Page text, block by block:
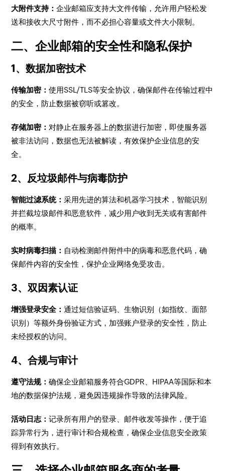
大附件支持：企业邮箱应支持大文件传输，允许用户轻松发
送和接收大尺寸附件，而不必担心容量或文件大小限制。
二、企业邮箱的安全性和隐私保护
1、数据加密技术
传输加密：使用SSL/TLS等安全协议，确保邮件在传输过程中
的安全，防止数据被窃听或篡改。
存储加密： 对静止在服务器上的数据进行加密，即使服务器
被非法访问，数据也无法被解读，有效保护企业信息的安
全。
2、反垃圾邮件与病毒防护
智能过滤系统：采用先进的算法和机器学习技术，智能识别
并拦截垃圾邮件和恶意软件，减少用户收到无关或有害邮件
的概率。
实时病毒扫描： 自动检测邮件附件中的病毒和恶意代码，确
保邮件内容的安全性，保护企业网络免受攻击。
3、双因素认证
增强登录安全：通过短信验证码、生物识别（如指纹、面部
识别）等额外身份验证方式，加强账户登录的安全性，防止
未经授权的访问。
4、合规与审计
遵守法规：确保企业邮箱服务符合GDPR、HIPAA等国际和本
地的数据保护法规，避免因违规操作导致的法律风险。
活动日志：记录所有用户的登录、邮件收发等操作，便于追
踪异常行为，进行审计和合规检查，确保企业信息安全政策
得到有效执行。